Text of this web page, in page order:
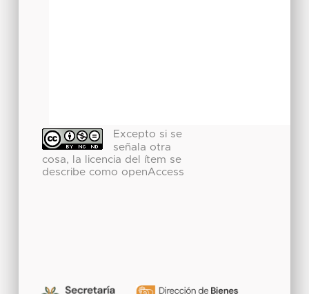
Excepto si se
señala otra
cosa, la licencia del ítem se
describe como openAccess